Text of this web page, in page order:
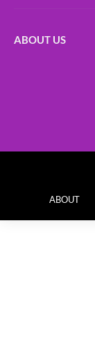
ABOUT US
ABOUT